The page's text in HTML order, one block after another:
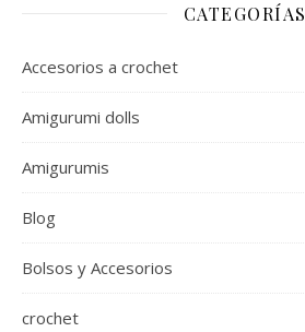
CATEGORÍAS
Accesorios a crochet
Amigurumi dolls
Amigurumis
Blog
Bolsos y Accesorios
crochet